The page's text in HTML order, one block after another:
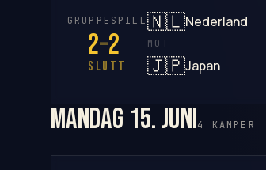
GRUPPESPILL
2–2
SLUTT
🇳🇱Nederland
MOT
🇯🇵Japan
mandag 15. juni4 KAMPER